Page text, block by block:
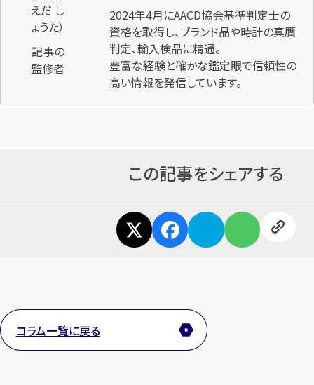
記事の
監修者
2024年4月にAACD協会基準判定士の
資格を取得し、ブランド品や時計の真贋
判定、輸入検品に精通。
豊富な経験と確かな鑑定眼で信頼性の
高い情報を発信しています。
この記事をシェアする
コラム一覧に戻る